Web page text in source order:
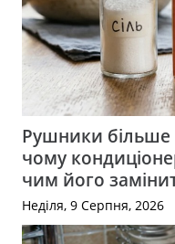
Рушники більше
чому
чим його
Неділя, 9 Серпня, 2026